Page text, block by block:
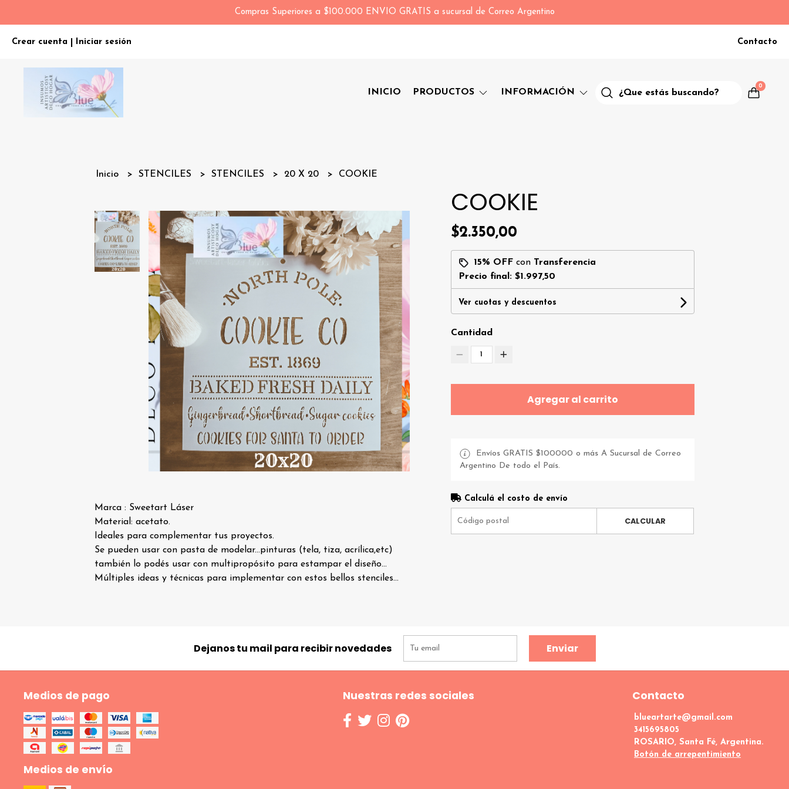
Compras Superiores a $100.000 ENVIO GRATIS a sucursal de Correo Argentino
Crear cuenta Iniciar sesión Contacto
INICIO PRODUCTOS INFORMACIÓN
0
Inicio STENCILES STENCILES 20 X 20 COOKIE
Marca : Sweetart Láser
Material: acetato.
Ideales para complementar tus proyectos.
Se pueden usar con pasta de modelar...pinturas (tela, tiza, acrílica,etc)
también lo podés usar con multipropósito para estampar el diseño...
Múltiples ideas y técnicas para implementar con estos bellos stenciles...
COOKIE
$2.350,00
15% OFFcon Transferencia
Precio final: $1.997,50
Ver cuotas y descuentos
Cantidad
1
Agregar al carrito
Envíos GRATIS $100000 o más A Sucursal de Correo
Argentino De todo el País.
Calculá el costo de envío
CALCULAR
Dejanos tu mail para recibir novedades Enviar
Medios de pago
Medios de envío
Nuestras redes sociales Contacto
blueartarte@gmail.com
3415695805
ROSARIO, Santa Fé, Argentina.
Botón de arrepentimiento